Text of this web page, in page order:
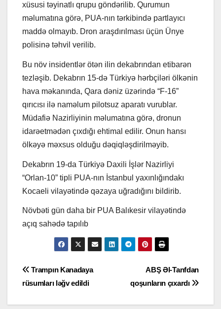
xüsusi təyinatlı qrupu göndərilib. Qurumun
məlumatına görə, PUA-nın tərkibində partlayıcı
maddə olmayıb. Dron araşdırılması üçün Ünye
polisinə təhvil verilib.
Bu növ insidentlər ötən ilin dekabrından etibarən
tezləşib. Dekabrın 15-də Türkiyə hərbçiləri ölkənin
hava məkanında, Qara dəniz üzərində “F-16”
qırıcısı ilə naməlum pilotsuz aparatı vurublar.
Müdafiə Nazirliyinin məlumatına görə, dronun
idarəetmədən çıxdığı ehtimal edilir. Onun hansı
ölkəyə məxsus olduğu dəqiqləşdirilməyib.
Dekabrın 19-da Türkiyə Daxili İşlər Nazirliyi
“Orlan-10” tipli PUA-nın İstanbul yaxınlığındakı
Kocaeli vilayətində qəzaya uğradığını bildirib.
Növbəti gün daha bir PUA Balıkesir vilayətində
açıq sahədə tapılıb
Yazı
naviqasiyası
ABŞ Əl-Tanfdan
qoşunların çıxardı
Trampın Kanadaya
rüsumları ləğv edildi